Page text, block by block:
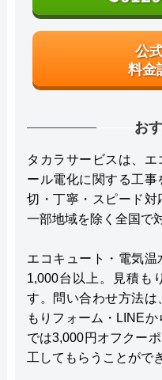
公
料金
お
タカラサービスは、
ール電化に関する工
切・丁寧・スピード対
一部地域を除く全国で
エコキュート・電気
1,000台以上。見積も
す。問い合わせ方法
もりフォーム・LINE
では3,000円オフクー
工してもらうことがで